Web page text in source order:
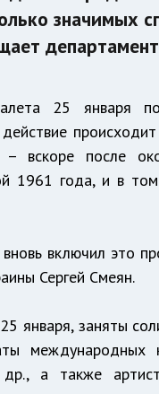
значимых
25 января
действие
вскоре после
1961 года, и в
включил это
Сергей Смеян.
января, заняты
международных
а также